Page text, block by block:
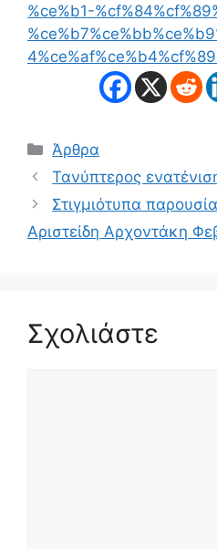
%ce%b1-
Κατηγορίες
Άρθρα
Τανύπτερος
Στιγμιότυπα
Αριστείδη Αρχοντάκη
Σχολιάστε